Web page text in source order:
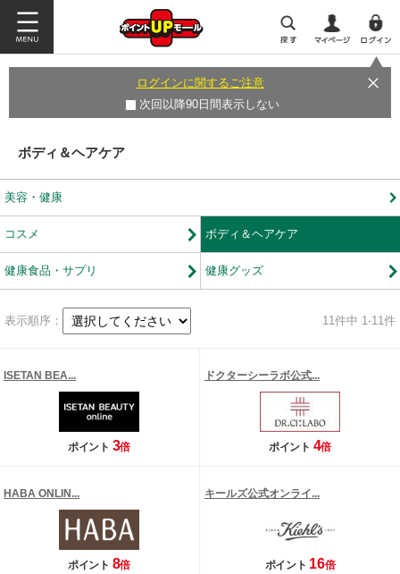
ログインに関するご注意
次回以降90日間表示しない
ボディ＆ヘアケア
美容・健康
コスメ ボディ＆ヘアケア
健康食品・サプリ 健康グッズ
表示順序： 11件中 1-11件
ISETAN BEA...
ポイント 3倍
ドクターシーラボ公式...
ポイント 4倍
HABA ONLIN...
ポイント 8倍
キールズ公式オンライ...
ポイント 16倍